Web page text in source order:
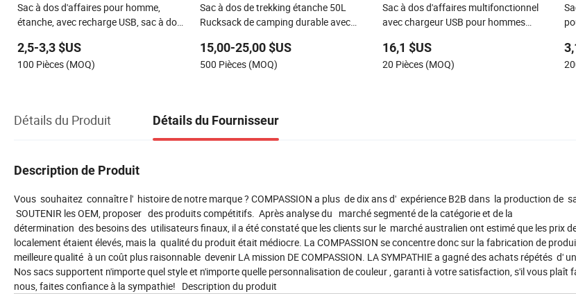
Sac à dos d'affaires pour homme,
étanche, avec recharge USB, sac à dos
pouces
2,5-3,3 $US
100 Pièces (MOQ)
Sac à dos de trekking étanche 50L
Rucksack de camping durable avec
portable
15,00-25,00 $US
500 Pièces (MOQ)
Sac à dos d'affaires multifonctionnel
avec chargeur USB pour hommes
16,1 $US
20 Pièces (MOQ)
Détails du Produit Détails du Fournisseur
Description de Produit
Vous souhaitez connaître l' histoire de notre marque ? COMPASSION a plus de dix ans d' expérience B2B dans la production de
SOUTENIR les OEM, proposer des produits compétitifs. Après analyse du marché segmenté de la catégorie et de la
détermination des besoins des utilisateurs finaux, il a été constaté que les clients sur le marché australien ont estimé que les prix
localement étaient élevés, mais la qualité du produit était médiocre. La COMPASSION se concentre donc sur la fabrication de
meilleure qualité à un coût plus raisonnable devenir LA mission DE COMPASSION. LA SYMPATHIE a gagné des achats répétés d'
Nos sacs supportent n'importe quel style et n'importe quelle personnalisation de couleur , garanti à votre satisfaction, s'il vous plaît
nous, faites confiance à la sympathie! Description du produit